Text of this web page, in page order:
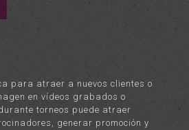
para atraer a nuevos clientes o
en vídeos grabados o
torneos puede atraer
generar promoción y